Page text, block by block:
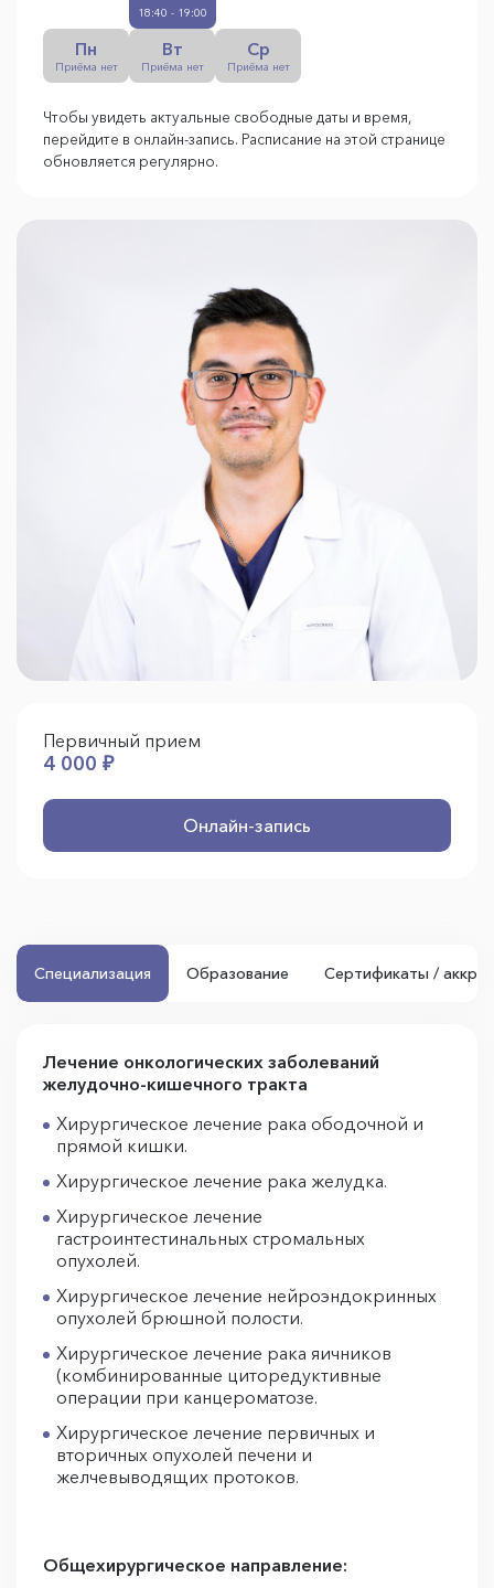
18:40 - 19:00
Пн
Приёма нет
Вт
Приёма нет
Ср
Приёма нет
Чтобы увидеть актуальные свободные даты и время,
перейдите в онлайн-запись. Расписание на этой странице
обновляется регулярно.
Первичный прием
4 000 ₽
Онлайн-запись
Специализация Образование Сертификаты /
Лечение онкологических заболеваний
желудочно-кишечного тракта
Хирургическое лечение рака ободочной и
прямой кишки.
Хирургическое лечение рака желудка.
Хирургическое лечение
гастроинтестинальных стромальных
опухолей.
Хирургическое лечение нейроэндокринных
опухолей брюшной полости.
Хирургическое лечение рака яичников
(комбинированные циторедуктивные
операции при канцероматозе.
Хирургическое лечение первичных и
вторичных опухолей печени и
желчевыводящих протоков.
Общехирургическое направление: